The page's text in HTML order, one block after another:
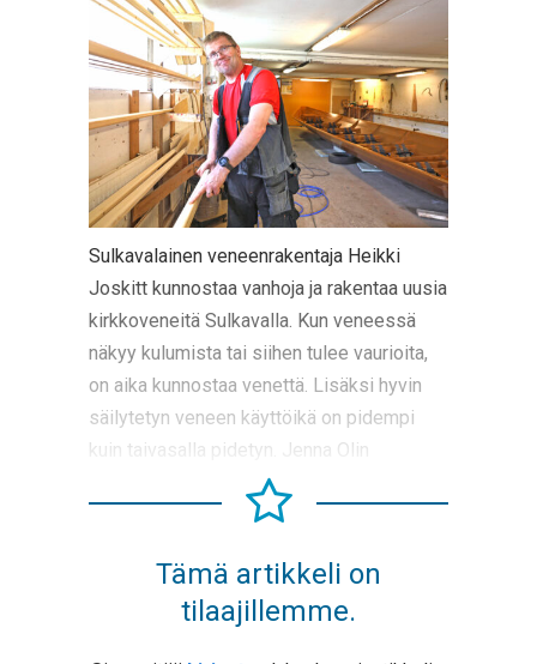
Sulkavalainen veneenrakentaja Heikki
Joskitt kunnostaa vanhoja ja rakentaa uusia
kirkkoveneitä Sulkavalla. Kun veneessä
näkyy kulumista tai siihen tulee vaurioita,
on aika kunnostaa venettä. Lisäksi hyvin
säilytetyn veneen käyttöikä on pidempi
kuin taivasalla pidetyn. Jenna Olin
Tämä artikkeli on
tilaajillemme.